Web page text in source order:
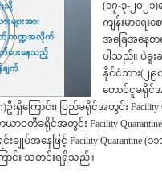
(၁၇-၃-၂၀၂
ကျန်းမာရေး
အခြေအနေစ
ပါသည်။ ပဲခူးခ
နိုင်ငံသား(၂၉၈
တောင်ငူခရိုင်အ
းရှိကြောင်း၊ ပြည်ခရိုင်အတွင်း Facility
ာဝတီခရိုင်အတွင်း Facility Quarantine
ချုပ်အနေဖြင့် Facility Quarantine (၁
ာင်း သတင်းရရှိသည်။